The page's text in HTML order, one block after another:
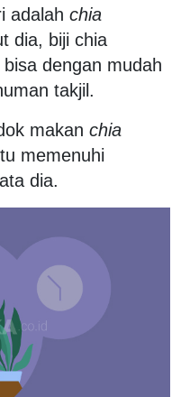
adalah chia
dia, biji chia
dengan mudah
takjil.
makan chia
memenuhi
dia.